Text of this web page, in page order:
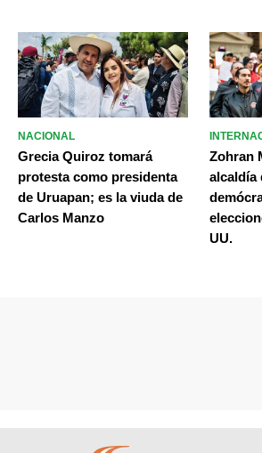
NACIONAL
Grecia Quiroz tomará
protesta como presidenta
de Uruapan; es la viuda de
Carlos Manzo
Zohran
alcaldía
UU.